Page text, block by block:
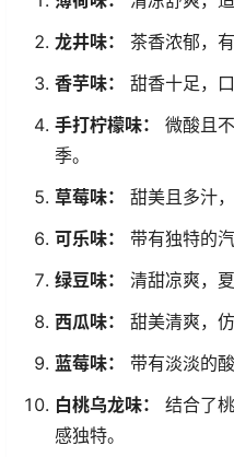
龙井味：
茶香浓郁，
香芋味：
甜香十足，口
手打柠檬味：
微酸且
季。
草莓味：
甜美且多汁
可乐味：
带有独特的
绿豆味：
清甜凉爽，
西瓜味：
甜美清爽，
蓝莓味：
带有淡淡的
白桃乌龙味：
结合了
感独特。